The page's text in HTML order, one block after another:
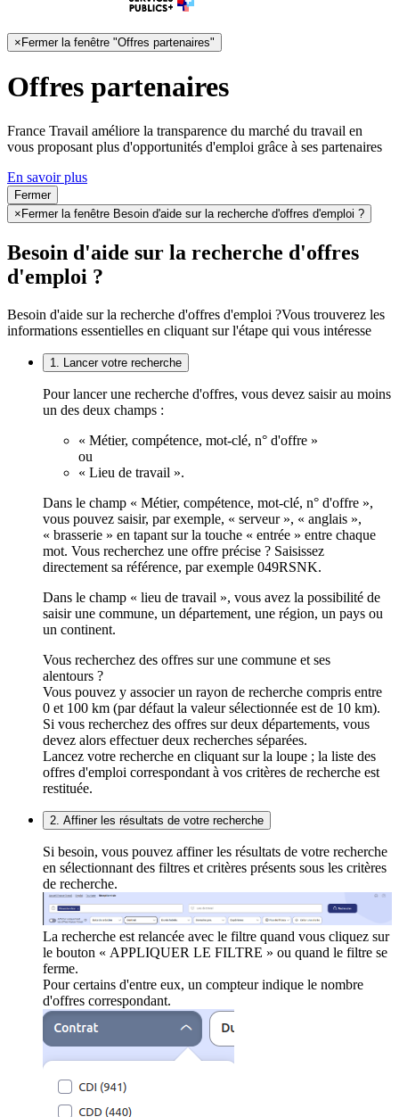
× Fermer la fenêtre "Offres partenaires"
Offres partenaires
France Travail améliore la transparence du marché du travail en
vous proposant plus d'opportunités d'emploi grâce à ses partenaires
En savoir plus
Fermer
× Fermer la fenêtre Besoin d'aide sur la recherche d'offres d'emploi ?
Besoin d'aide sur la recherche d'offres
d'emploi ?
Besoin d'aide sur la recherche d'offres d'emploi ?Vous trouverez les
informations essentielles en cliquant sur l'étape qui vous intéresse
1. Lancer votre recherche
Pour lancer une recherche d'offres, vous devez saisir au moins
un des deux champs :
« Métier, compétence, mot-clé, n° d'offre »
ou
« Lieu de travail ».
Dans le champ « Métier, compétence, mot-clé, n° d'offre »,
vous pouvez saisir, par exemple, « serveur », « anglais »,
« brasserie » en tapant sur la touche « entrée » entre chaque
mot. Vous recherchez une offre précise ? Saisissez
directement sa référence, par exemple 049RSNK.
Dans le champ « lieu de travail », vous avez la possibilité de
saisir une commune, un département, une région, un pays ou
un continent.
Vous recherchez des offres sur une commune et ses
alentours ?
Vous pouvez y associer un rayon de recherche compris entre
0 et 100 km (par défaut la valeur sélectionnée est de 10 km).
Si vous recherchez des offres sur deux départements, vous
devez alors effectuer deux recherches séparées.
Lancez votre recherche en cliquant sur la loupe ; la liste des
offres d'emploi correspondant à vos critères de recherche est
restituée.
2. Affiner les résultats de votre recherche
Si besoin, vous pouvez affiner les résultats de votre recherche
en sélectionnant des filtres et critères présents sous les critères
de recherche.
La recherche est relancée avec le filtre quand vous cliquez sur
le bouton « APPLIQUER LE FILTRE » ou quand le filtre se
ferme.
Pour certains d'entre eux, un compteur indique le nombre
d'offres correspondant.